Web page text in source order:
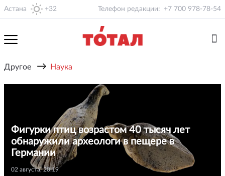
Астана +32 Телефон редакции: +7 700 978-78-54
Другое → Наука
Фигурки птиц возрастом 40 тысяч лет
обнаружили археологи в пещере в
Германии
02 августа, 20:19